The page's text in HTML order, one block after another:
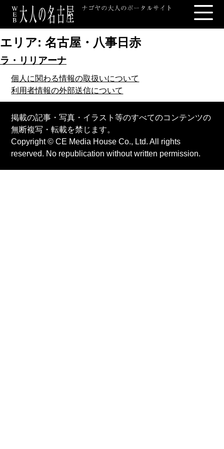
エリア: 名古屋・八事日赤
ラ・リリアーナ
個人に関わる情報の取扱いについて
利用者情報の外部送信について
掲載の記事・写真・イラスト等のすべてのコンテンツの
無断複写・転載を禁じます。
Copyright © CE Media House Co., Ltd. All rights
reserved. No republication without written permission.